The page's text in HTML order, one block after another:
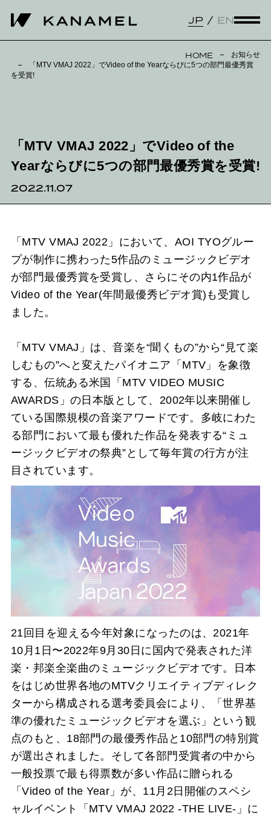
JP EN
HOME
お知らせ
「MTV VMAJ 2022」でVideo of the Yearならびに5つの部門最優秀賞
を受賞!
「MTV VMAJ 2022」でVideo of the
Yearならびに5つの部門最優秀賞を受賞!
2022.11.07
「MTV VMAJ 2022」において、AOI TYOグルー
プが制作に携わった5作品のミュージックビデオ
が部門最優秀賞を受賞し、さらにその内1作品が
Video of the Year(年間最優秀ビデオ賞)も受賞し
ました。
「MTV VMAJ」は、音楽を“聞くもの”から“見て楽
しむもの”へと変えたパイオニア「MTV」を象徴
する、伝統ある米国「MTV VIDEO MUSIC
AWARDS」の日本版として、2002年以来開催し
ている国際規模の音楽アワードです。多岐にわた
る部門において最も優れた作品を発表する“ミュ
ージックビデオの祭典”として毎年賞の行方が注
目されています。
21回目を迎える今年対象になったのは、2021年
10月1日〜2022年9月30日に国内で発表された洋
楽・邦楽全楽曲のミュージックビデオです。日本
をはじめ世界各地のMTVクリエイティブディレク
ターから構成される選考委員会により、「世界基
準の優れたミュージックビデオを選ぶ」という観
点のもと、18部門の最優秀作品と10部門の特別賞
が選出されました。そして各部門受賞者の中から
一般投票で最も得票数が多い作品に贈られる
「Video of the Year」が、11月2日開催のスペシ
ャルイベント「MTV VMAJ 2022 -THE LIVE-」に